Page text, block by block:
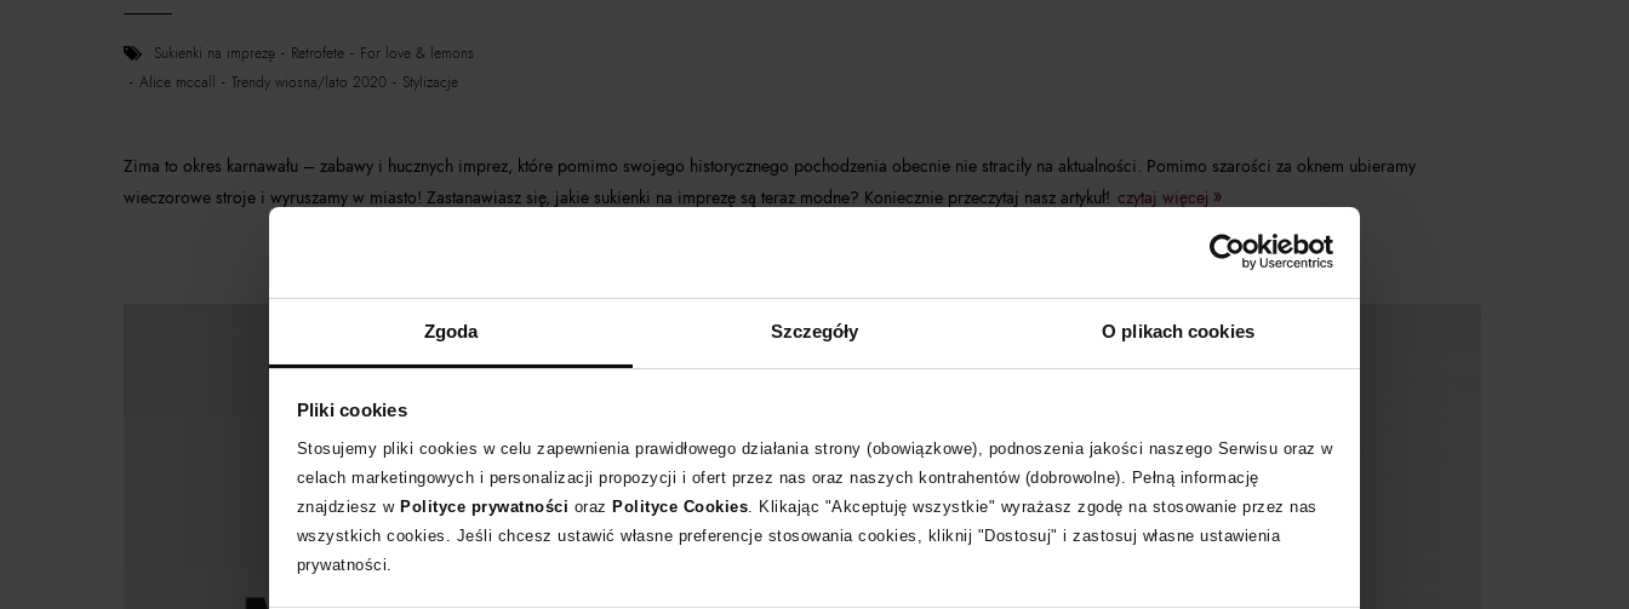
Zgoda Szczegóły O plikach cookies
Pliki cookies
Stosujemy pliki cookies w celu zapewnienia prawidłowego działania strony (obowiązkowe), podnoszenia jakości naszego Serwisu oraz w
celach marketingowych i personalizacji propozycji i ofert przez nas oraz naszych kontrahentów (dobrowolne). Pełną informację
znajdziesz w Polityce prywatności oraz Polityce Cookies . Klikając "Akceptuję wszystkie" wyrażasz zgodę na stosowanie przez nas
wszystkich cookies. Jeśli chcesz ustawić własne preferencje stosowania cookies, kliknij "Dostosuj" i zastosuj własne ustawienia
prywatności.
sukienki na imprezę retrofete
for love & lemons
alice mccall
trendy wiosna/lato 2020 stylizacje
Zima to okres karnawału – zabawy i hucznych imprez, które pomimo swojego historycznego pochodzenia obecnie nie straciły na aktualności. Pomimo szarości za oknem ubieramy
wieczorowe stroje i wyruszamy w miasto! Zastanawiasz się, jakie sukienki na imprezę są teraz modne? Koniecznie przeczytaj nasz artykuł! czytaj więcej